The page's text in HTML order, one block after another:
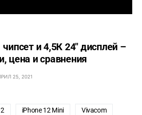
и 4,5К 24″ дисплей –
цена и сравнения
25, 2021
iPhone 12 Mini Vivacom